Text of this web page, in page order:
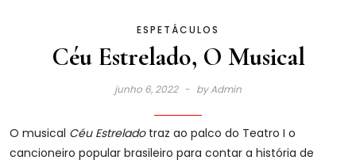
ESPETÁCULOS
Céu Estrelado, O Musical
junho 6, 2022 byAdmin
O musical Céu Estrelado traz ao palco do Teatro I o
cancioneiro popular brasileiro para contar a história de